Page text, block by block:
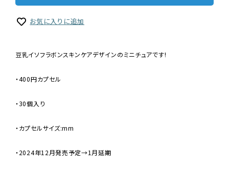
お気に入りに追加
豆乳イソフラボンスキンケアデザインのミニチュアです!
・400円カプセル
・30個入り
・カプセルサイズ:mm
・2024年12月発売予定→1月延期